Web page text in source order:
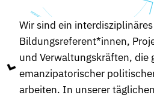
Wir sind ein interdisziplinäres
Bildungsreferent*innen,
und Verwaltungskräften, die
emanzipatorischer
arbeiten. In unserer